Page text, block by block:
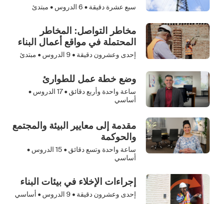
سبع عشرة دقيقة • 6 الدروس • مبتدئ
مخاطر التواصل: المخاطر
المحتملة في مواقع أعمال البناء
إحدى وعشرون دقيقة • 9 الدروس • مبتدئ
وضع خطة عمل للطوارئ
ساعة واحدة وأربع دقائق •17 الدروس •
أساسي
مقدمة إلى معايير البيئة والمجتمع
والحوكمة
ساعة واحدة وتسع دقائق • 15 الدروس •
أساسي
إجراءات الإخلاء في بيئات البناء
إحدى وعشرون دقيقة • 9 الدروس • أساسي